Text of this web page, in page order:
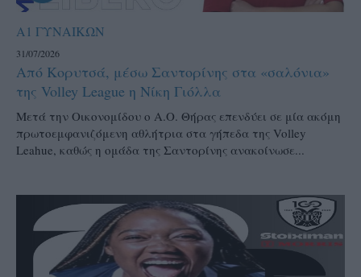
Α1 ΓΥΝΑΙΚΩΝ
31/07/2026
Από Κορυτσά, μέσω Σαντορίνης στα «σαλόνια»
της Volley League η Νίκη Γιόλλα
Μετά την Οικονομίδου ο Α.Ο. Θήρας επενδύει σε μία ακόμη
πρωτοεμφανιζόμενη αθλήτρια στα γήπεδα της Volley
Leahue, καθώς η ομάδα της Σαντορίνης ανακοίνωσε...